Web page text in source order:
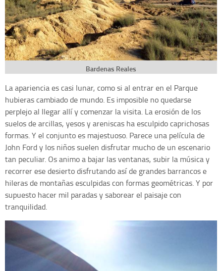
Bardenas Reales
La apariencia es casi lunar, como si al entrar en el Parque
hubieras cambiado de mundo. Es imposible no quedarse
perplejo al llegar allí y comenzar la visita. La erosión de los
suelos de arcillas, yesos y areniscas ha esculpido caprichosas
formas. Y el conjunto es majestuoso. Parece una película de
John Ford y los niños suelen disfrutar mucho de un escenario
tan peculiar. Os animo a bajar las ventanas, subir la música y
recorrer ese desierto disfrutando así de grandes barrancos e
hileras de montañas esculpidas con formas geométricas. Y por
supuesto hacer mil paradas y saborear el paisaje con
tranquilidad.